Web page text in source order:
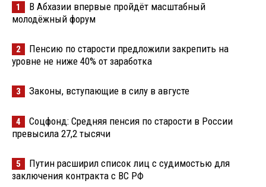
1
В Абхазии впервые пройдёт масштабный
молодёжный форум
2
Пенсию по старости предложили закрепить на
уровне не ниже 40% от заработка
3 Законы, вступающие в силу в августе
4
Соцфонд: Средняя пенсия по старости в России
превысила 27,2 тысячи
5
Путин расширил список лиц с судимостью для
заключения контракта с ВС РФ